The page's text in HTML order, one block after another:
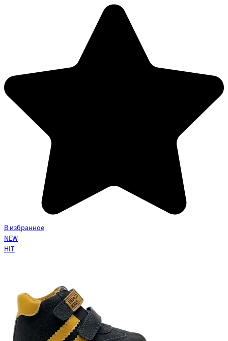
В избранное
NEW
HIT